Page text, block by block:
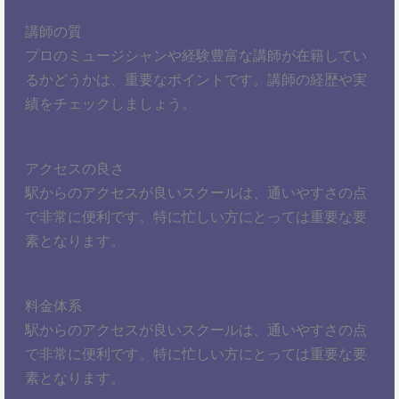
講師の質
プロのミュージシャンや経験豊富な講師が在籍してい
るかどうかは、重要なポイントです。講師の経歴や実
績をチェックしましょう。
アクセスの良さ
駅からのアクセスが良いスクールは、通いやすさの点
で非常に便利です。特に忙しい方にとっては重要な要
素となります。
料金体系
駅からのアクセスが良いスクールは、通いやすさの点
で非常に便利です。特に忙しい方にとっては重要な要
素となります。